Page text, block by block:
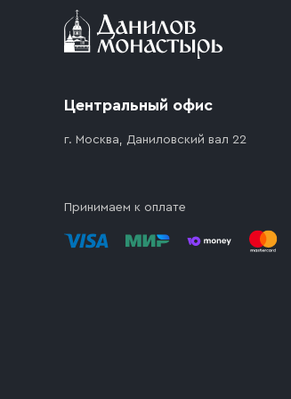
Центральный офис
г. Москва, Даниловский вал 22
Принимаем к оплате